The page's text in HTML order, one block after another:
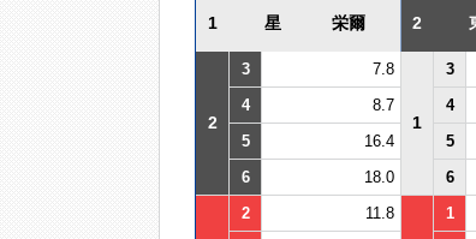
1 星 栄爾 2
2
3 7.8
1
3
4
8.7 4
5
16.4 5
6
18.0 6
2 11.8 1